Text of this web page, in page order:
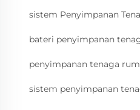
sistem Penyimpanan
bateri penyimpanan
penyimpanan tenaga
sistem penyimpanan